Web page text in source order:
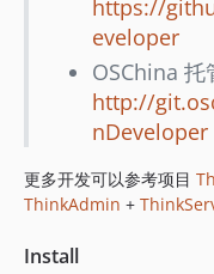
https://
eveloper
OSChina 托
http://
nDeveloper
更多开发可以参考项目
ThinkAdmin +
Install